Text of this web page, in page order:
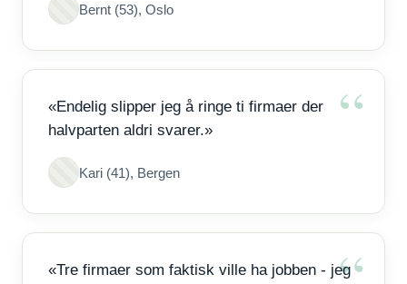
Bernt (53), Oslo
«Endelig slipper jeg å ringe ti firmaer der
halvparten aldri svarer.»
Kari (41), Bergen
«Tre firmaer som faktisk ville ha jobben - jeg